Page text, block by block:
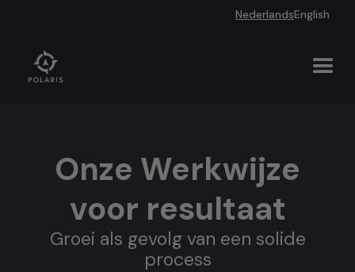
NederlandsEnglish
Onze Werkwijze
voor resultaat
Groei als gevolg van een solide
process